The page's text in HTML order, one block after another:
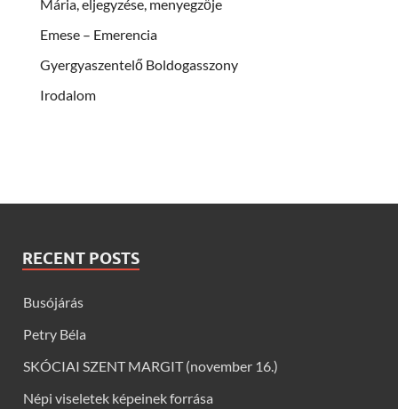
Mária, eljegyzése, menyegzője
Emese – Emerencia
Gyergyaszentelő Boldogasszony
Irodalom
RECENT POSTS
Busójárás
Petry Béla
SKÓCIAI SZENT MARGIT (november 16.)
Népi viseletek képeinek forrása